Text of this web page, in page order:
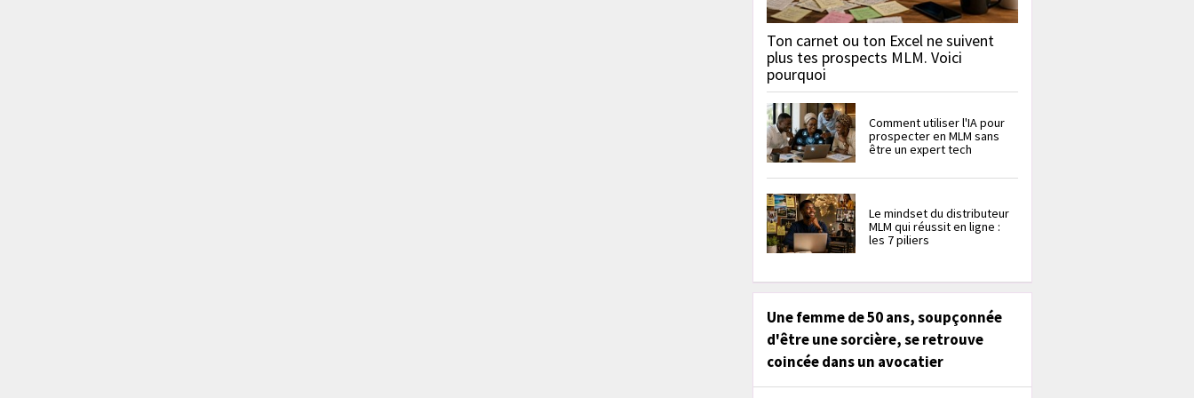
Ton carnet ou ton Excel ne suivent
plus tes prospects MLM. Voici
pourquoi
Comment utiliser l'IA pour
prospecter en MLM sans
être un expert tech
Le mindset du distributeur
MLM qui réussit en ligne :
les 7 piliers
Une femme de 50 ans, soupçonnée
d'être une sorcière, se retrouve
coincée dans un avocatier